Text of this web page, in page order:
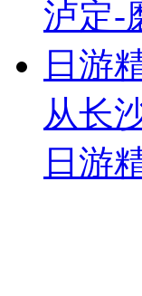
从长
日游